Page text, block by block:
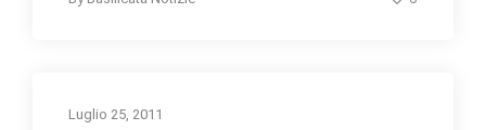
Luglio 25, 2011